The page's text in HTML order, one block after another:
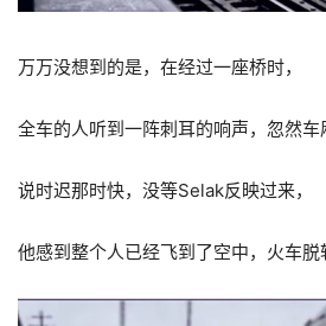
万万没想到的是，在经过一座桥时，
全车的人听到一阵刺耳的响声，忽然车
说时迟那时快，没等Selak反映过来，
他感到整个人已经飞到了空中，火车脱